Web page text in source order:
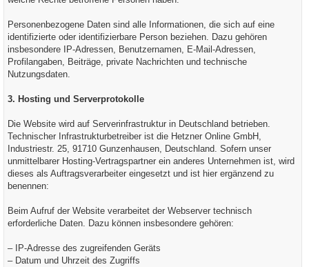
Personenbezogene Daten sind alle Informationen, die sich auf eine
identifizierte oder identifizierbare Person beziehen. Dazu gehören
insbesondere IP-Adressen, Benutzernamen, E-Mail-Adressen,
Profilangaben, Beiträge, private Nachrichten und technische
Nutzungsdaten.
3. Hosting und Serverprotokolle
Die Website wird auf Serverinfrastruktur in Deutschland betrieben.
Technischer Infrastrukturbetreiber ist die Hetzner Online GmbH,
Industriestr. 25, 91710 Gunzenhausen, Deutschland. Sofern unser
unmittelbarer Hosting-Vertragspartner ein anderes Unternehmen ist, wird
dieses als Auftragsverarbeiter eingesetzt und ist hier ergänzend zu
benennen:
Beim Aufruf der Website verarbeitet der Webserver technisch
erforderliche Daten. Dazu können insbesondere gehören:
– IP-Adresse des zugreifenden Geräts
– Datum und Uhrzeit des Zugriffs